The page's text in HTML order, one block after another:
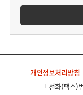
개인정보처리방침
전화(팩스)